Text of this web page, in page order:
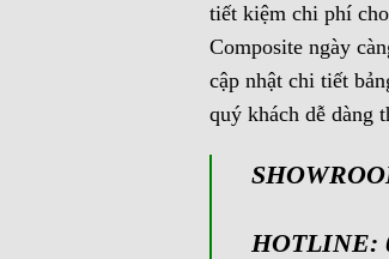
tiết kiệm chi phí
Composite ngày
cập nhật chi tiết
quý khách dễ dàng
HOTLINE: